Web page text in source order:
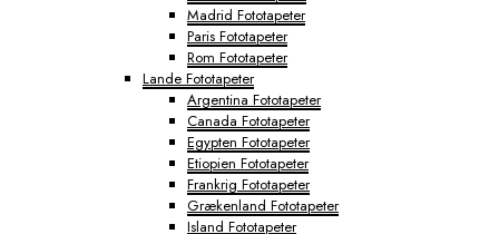
Madrid Fototapeter
Paris Fototapeter
Rom Fototapeter
Lande Fototapeter
Argentina Fototapeter
Canada Fototapeter
Egypten Fototapeter
Etiopien Fototapeter
Frankrig Fototapeter
Grækenland Fototapeter
Island Fototapeter